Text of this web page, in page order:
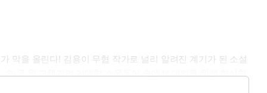
막을 올린다! 김용이 무협 작가로 널리 알려진 계기가 된 소설
·금·원 교체기의 거대한 소용돌이 속에서 대의를 위해 헌신한